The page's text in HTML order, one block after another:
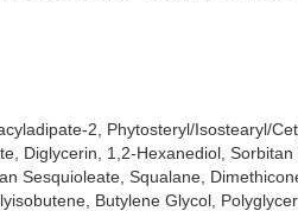
Tint:
- Thành phần gốc nước với các
môi trong ẩm mượt và căng
2, Phytosteryl/Isostearyl/
Diglycerin, 1,2-Hexanediol,
Sesquioleate, Squalane,
Butylene Glycol,